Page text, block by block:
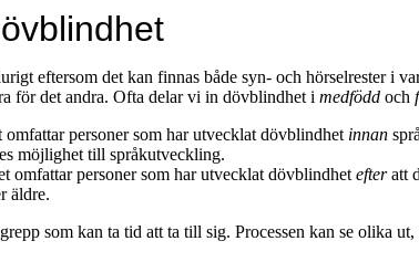
eftersom det kan finnas både syn- och hörselrester i
för det andra. Ofta delar vi in dövblindhet i medfödd och
personer som har utvecklat dövblindhet innan
möjlighet till språkutveckling.
omfattar personer som har utvecklat dövblindhet efteratt
äldre.
som kan ta tid att ta till sig. Processen kan se olika